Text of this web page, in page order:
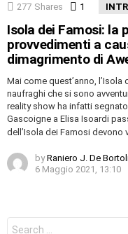
277 Shares 1 Comment
Isola dei Famosi: la
provvedimenti a
dimagrimento di
Mai come quest’anno,
naufraghi che si sono
reality show ha infatti
Gascoigne a Elisa Isoardi
dell’Isola dei Famosi devono
by Raniero J. De
6 Maggio 2021, 13:10